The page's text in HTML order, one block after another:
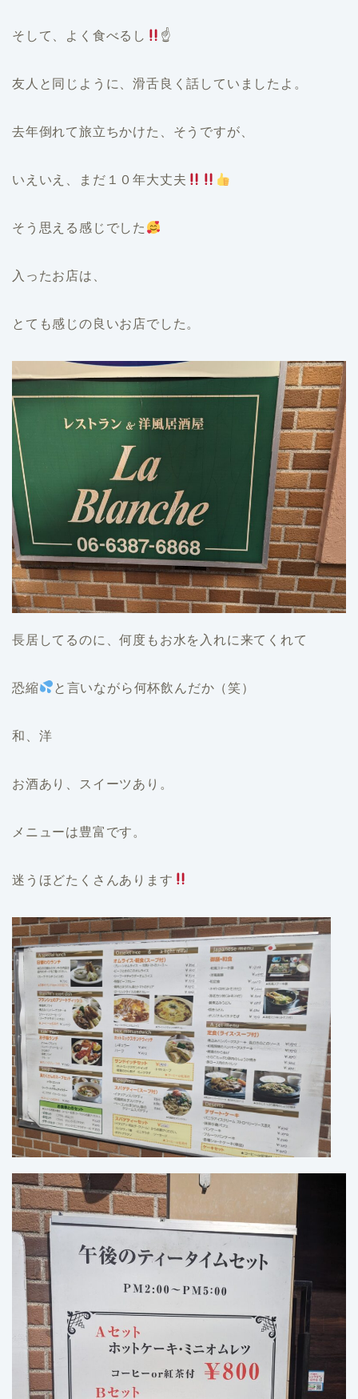
そして、よく食べるし ☝
友人と同じように、滑舌良く話していましたよ。
去年倒れて旅立ちかけた、そうですが、
いえいえ、まだ１０年大丈夫
そう思える感じでした
入ったお店は、
とても感じの良いお店でした。
長居してるのに、何度もお水を入れに来てくれて
恐縮 と言いながら何杯飲んだか（笑）
和、洋
お酒あり、スイーツあり。
メニューは豊富です。
迷うほどたくさんあります